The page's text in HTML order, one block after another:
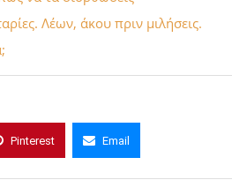
Λέων, άκου πριν μιλήσεις.
Pinterest Email